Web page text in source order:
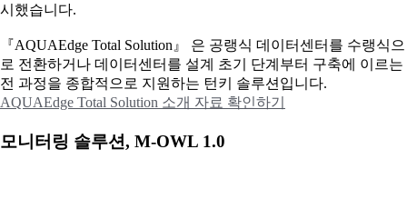
시했습니다.
『AQUAEdge Total Solution』 은 공랭식 데이터센터를 수랭식으
로 전환하거나 데이터센터를 설계 초기 단계부터 구축에 이르는
전 과정을 종합적으로 지원하는 턴키 솔루션입니다.
AQUAEdge Total Solution 소개 자료 확인하기
모니터링 솔루션, M-OWL 1.0